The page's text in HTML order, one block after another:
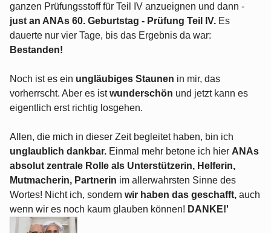
ganzen Prüfungsstoff für Teil IV anzueignen und dann -
just an ANAs 60. Geburtstag - Prüfung Teil IV. Es
dauerte nur vier Tage, bis das Ergebnis da war:
Bestanden!
Noch ist es ein ungläubiges Staunen in mir, das
vorherrscht. Aber es istwunderschön und jetzt kann es
eigentlich erst richtig losgehen.
Allen, die mich in dieser Zeit begleitet haben, bin ich
unglaublich dankbar. Einmal mehr betone ich hier ANAs
absolut zentrale Rolle als Unterstützerin, Helferin,
Mutmacherin, Partnerin im allerwahrsten Sinne des
Wortes! Nicht ich, sondern wir haben das geschafft, auch
wenn wir es noch kaum glauben können! DANKE!'